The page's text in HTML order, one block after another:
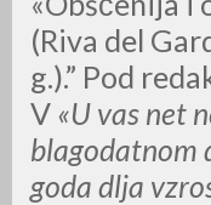
(Riva del
g.).” Pod
V «U vas net
blagodatnom
goda dlja
0